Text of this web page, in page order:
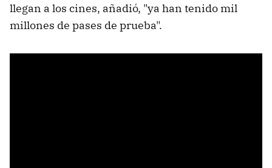
llegan a los cines, añadió, "ya han tenido mil
millones de pases de prueba".